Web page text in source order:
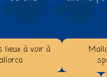
lieux à voir à